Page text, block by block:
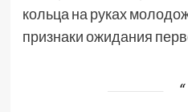
кольца на руках
признаки ожидания